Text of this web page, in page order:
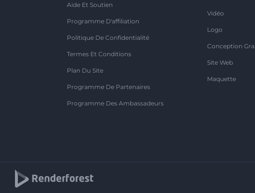
Aide Et Soutien
Programme D'affiliation
Politique De Confidentialité
Termes Et Conditions
Plan Du Site
Programme De Partenaires
Programme Des Ambassadeurs
Vidéo
Logo
Conception
Site Web
Maquette